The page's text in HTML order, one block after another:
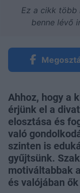
Ez a cikk több
benne lévő
Ahhoz, hogy a
érjünk el a
elosztása és
való
szinten is
gyűjtsünk.
motiváltabbak
és valójában